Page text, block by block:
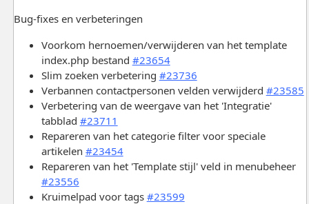
Bug-fixes en verbeteringen
Voorkom hernoemen/verwijderen van het template
index.php bestand #23654
Slim zoeken verbetering #23736
Verbannen contactpersonen velden verwijderd #23585
Verbetering van de weergave van het 'Integratie'
tabblad #23711
Repareren van het categorie filter voor speciale
artikelen #23454
Repareren van het 'Template stijl' veld in menubeheer
#23556
Kruimelpad voor tags #23599